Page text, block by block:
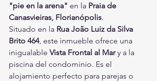
"pie en la arena" en la Praia de
Canasvieiras, Florianópolis.
Situado en la Rua João Luiz da Silva
Brito 464, este inmueble ofrece una
inigualable Vista Frontal al Mar y a la
piscina del condominio. Es el
alojamiento perfecto para parejas o